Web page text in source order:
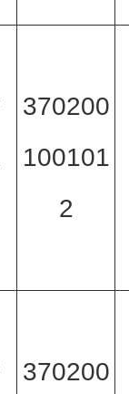
370200
100101
2
370200